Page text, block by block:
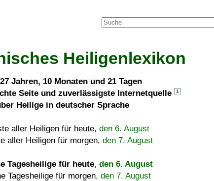
Heiligenlexikon
27 Jahren, 10 Monaten und 21 Tagen
Seite und zuverlässigste Internetquelle
1
Heilige in deutscher Sprache
aller Heiligen für heute, den 6. August
aller Heiligen für morgen, den 7. August
Tagesheilige für heute, den 6. August
Tagesheilige für morgen, den 7. August